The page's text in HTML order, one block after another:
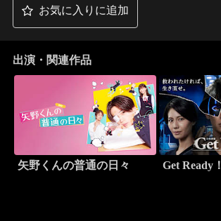
お気に入りに追加
出演・関連作品
矢野くんの普通の日々 Get Ready！